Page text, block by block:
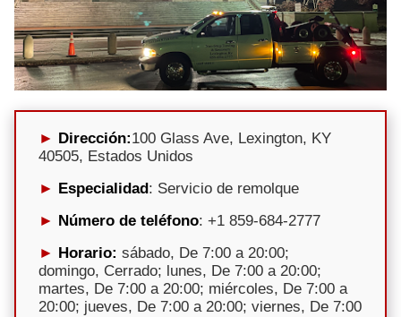
Dirección:100 Glass Ave, Lexington, KY
40505, Estados Unidos
Especialidad : Servicio de remolque
Número de teléfono: +1 859-684-2777
Horario: sábado, De 7:00 a 20:00;
domingo, Cerrado; lunes, De 7:00 a 20:00;
martes, De 7:00 a 20:00; miércoles, De 7:00 a
20:00; jueves, De 7:00 a 20:00; viernes, De 7:00